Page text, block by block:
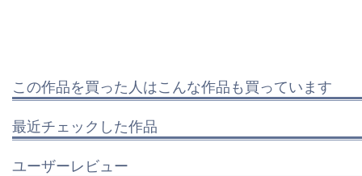
この作品を買った人はこんな作品も買っています
最近チェックした作品
ユーザーレビュー